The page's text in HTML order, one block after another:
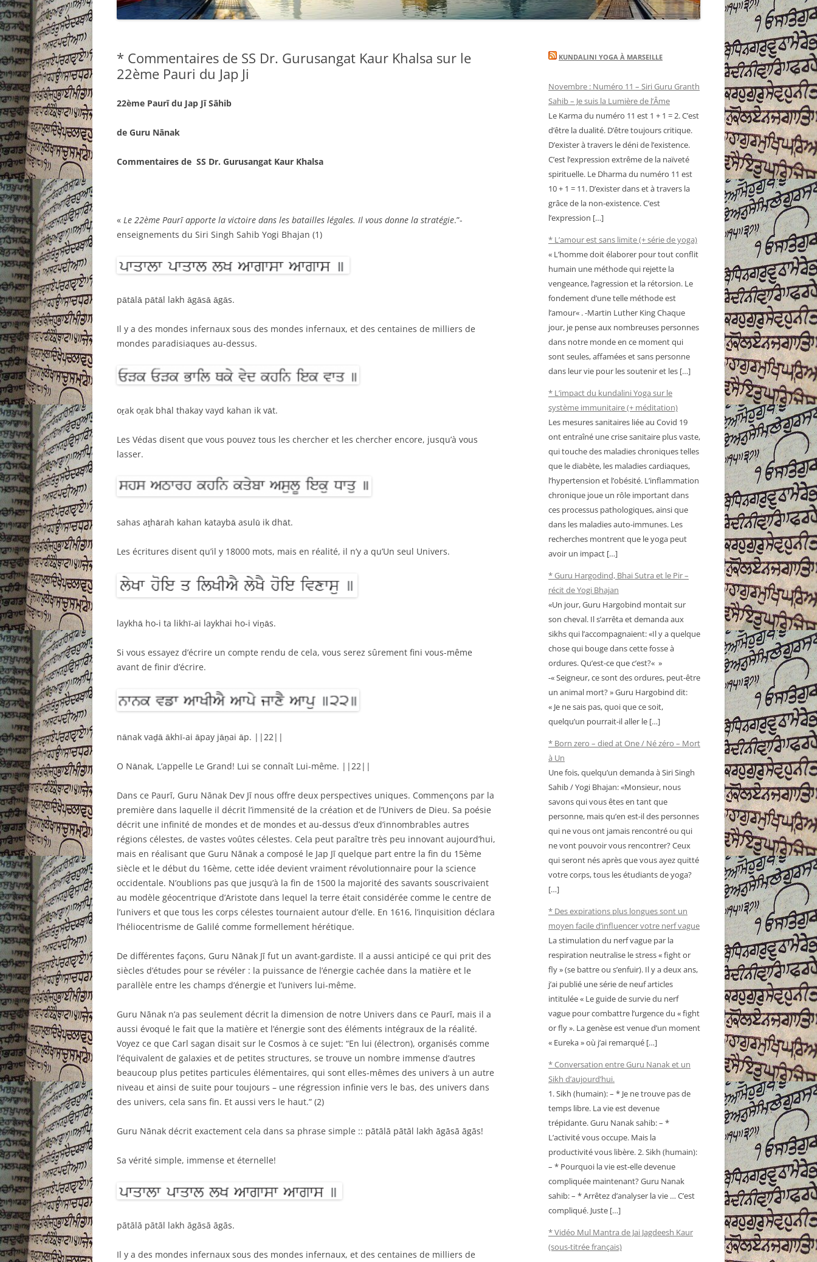
* Commentaires de SS Dr. Gurusangat Kaur Khalsa sur le
22ème Pauri du Jap Ji
22ème Paurī du Jap Jī Sāhib
de Guru Nānak
Commentaires de SS Dr. Gurusangat Kaur Khalsa
« Le 22ème Paurī apporte la victoire dans les batailles légales. Il vous donne la stratégie.”-
enseignements du Siri Singh Sahib Yogi Bhajan (1)
pātālā pātāl lakh āgāsā āgās.
Il y a des mondes infernaux sous des mondes infernaux, et des centaines de milliers de
mondes paradisiaques au-dessus.
oṟak oṟak bhāl thakay vayd kahan ik vāt.
Les Védas disent que vous pouvez tous les chercher et les chercher encore, jusqu’à vous
lasser.
sahas aṯhārah kahan kataybā asulū ik dhāt.
Les écritures disent qu’il y 18000 mots, mais en réalité, il n’y a qu’Un seul Univers.
laykhā ho-i ta likhī-ai laykhai ho-i viṉās.
Si vous essayez d’écrire un compte rendu de cela, vous serez sûrement fini vous-même
avant de finir d’écrire.
nānak vaḏā ākhī-ai āpay jāṉai āp. ||22||
O Nānak, L’appelle Le Grand! Lui se connaît Lui-même. ||22||
Dans ce Paurī, Guru Nānak Dev Jī nous offre deux perspectives uniques. Commençons par la
première dans laquelle il décrit l’immensité de la création et de l’Univers de Dieu. Sa poésie
décrit une infinité de mondes et de mondes et au-dessus d’eux d’innombrables autres
régions célestes, de vastes voûtes célestes. Cela peut paraître très peu innovant aujourd’hui,
mais en réalisant que Guru Nānak a composé le Jap Jī quelque part entre la fin du 15ème
siècle et le début du 16ème, cette idée devient vraiment révolutionnaire pour la science
occidentale. N’oublions pas que jusqu’à la fin de 1500 la majorité des savants souscrivaient
au modèle géocentrique d’Aristote dans lequel la terre était considérée comme le centre de
l’univers et que tous les corps célestes tournaient autour d’elle. En 1616, l’inquisition déclara
l’héliocentrisme de Galilé comme formellement hérétique.
De différentes façons, Guru Nānak Jī fut un avant-gardiste. Il a aussi anticipé ce qui prit des
siècles d’études pour se révéler : la puissance de l’énergie cachée dans la matière et le
parallèle entre les champs d’énergie et l’univers lui-même.
Guru Nānak n’a pas seulement décrit la dimension de notre Univers dans ce Paurī, mais il a
aussi évoqué le fait que la matière et l’énergie sont des éléments intégraux de la réalité.
Voyez ce que Carl sagan disait sur le Cosmos à ce sujet: “En lui (électron), organisés comme
l’équivalent de galaxies et de petites structures, se trouve un nombre immense d’autres
beaucoup plus petites particules élémentaires, qui sont elles-mêmes des univers à un autre
niveau et ainsi de suite pour toujours – une régression infinie vers le bas, des univers dans
des univers, cela sans fin. Et aussi vers le haut.” (2)
Guru Nānak décrit exactement cela dans sa phrase simple :: pātālā pātāl lakh āgāsā āgās!
Sa vérité simple, immense et éternelle!
pātālā pātāl lakh āgāsā āgās.
Il y a des mondes infernaux sous des mondes infernaux, et des centaines de milliers de
KUNDALINI YOGA À MARSEILLE
Novembre : Numéro 11 – Siri Guru Granth
Sahib – Je suis la Lumière de l’Âme
Le Karma du numéro 11 est 1 + 1 = 2. C’est
d’être la dualité. D’être toujours critique.
D’exister à travers le déni de l’existence.
C’est l’expression extrême de la naïveté
spirituelle. Le Dharma du numéro 11 est
10 + 1 = 11. D’exister dans et à travers la
grâce de la non-existence. C’est
l’expression […]
* L’amour est sans limite (+ série de yoga)
« L’homme doit élaborer pour tout conflit
humain une méthode qui rejette la
vengeance, l’agression et la rétorsion. Le
fondement d’une telle méthode est
l’amour« . -Martin Luther King Chaque
jour, je pense aux nombreuses personnes
dans notre monde en ce moment qui
sont seules, affamées et sans personne
dans leur vie pour les soutenir et les […]
* L’impact du kundalini Yoga sur le
système immunitaire (+ méditation)
Les mesures sanitaires liée au Covid 19
ont entraîné une crise sanitaire plus vaste,
qui touche des maladies chroniques telles
que le diabète, les maladies cardiaques,
l’hypertension et l’obésité. L’inflammation
chronique joue un rôle important dans
ces processus pathologiques, ainsi que
dans les maladies auto-immunes. Les
recherches montrent que le yoga peut
avoir un impact […]
* Guru Hargodind, Bhai Sutra et le Pir –
récit de Yogi Bhajan
«Un jour, Guru Hargobind montait sur
son cheval. Il s’arrêta et demanda aux
sikhs qui l’accompagnaient: «Il y a quelque
chose qui bouge dans cette fosse à
ordures. Qu’est-ce que c’est?« »
-« Seigneur, ce sont des ordures, peut-être
un animal mort? » Guru Hargobind dit:
« Je ne sais pas, quoi que ce soit,
quelqu’un pourrait-il aller le […]
* Born zero – died at One / Né zéro – Mort
à Un
Une fois, quelqu’un demanda à Siri Singh
Sahib / Yogi Bhajan: «Monsieur, nous
savons qui vous êtes en tant que
personne, mais qu’en est-il des personnes
qui ne vous ont jamais rencontré ou qui
ne vont pouvoir vous rencontrer? Ceux
qui seront nés après que vous ayez quitté
votre corps, tous les étudiants de yoga?
[…]
* Des expirations plus longues sont un
moyen facile d’influencer votre nerf vague
La stimulation du nerf vague par la
respiration neutralise le stress « fight or
fly » (se battre ou s’enfuir). Il y a deux ans,
j’ai publié une série de neuf articles
intitulée « Le guide de survie du nerf
vague pour combattre l’urgence du « fight
or fly ». La genèse est venue d’un moment
« Eureka » où j’ai remarqué […]
* Conversation entre Guru Nanak et un
Sikh d’aujourd’hui.
1. Sikh (humain): – * Je ne trouve pas de
temps libre. La vie est devenue
trépidante. Guru Nanak sahib: – *
L’activité vous occupe. Mais la
productivité vous libère. 2. Sikh (humain):
– * Pourquoi la vie est-elle devenue
compliquée maintenant? Guru Nanak
sahib: – * Arrêtez d’analyser la vie … C’est
compliqué. Juste […]
* Vidéo Mul Mantra de Jai Jagdeesh Kaur
(sous-titrée français)